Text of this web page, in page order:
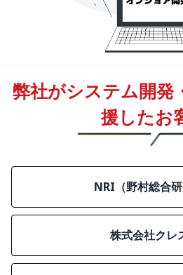
弊社がシステム開発
援したお
NRI（野村総合研
株式会社クレ